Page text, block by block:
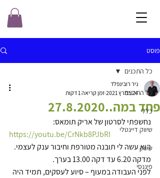
פוסט
כל התכנים
כללי
שיווק דייגטלי
שיווק
פיננסי
כל התכנים
פחד במה..27.8.2020
ניר רובינפלד
24 במרץ 2021
זמן קריאה 1 דקות
נחשפתי לסרטון של אריק תומאס:
https://youtu.be/CrNkb8PJbRI
הוא עשה לי תובנה מטורפת וחיבור ענק לעצמי.
מדקה 6.20 עד דקה 13.00 בערך.
לפני העבודה במעוף – סיוע לעסקים, תמיד היה